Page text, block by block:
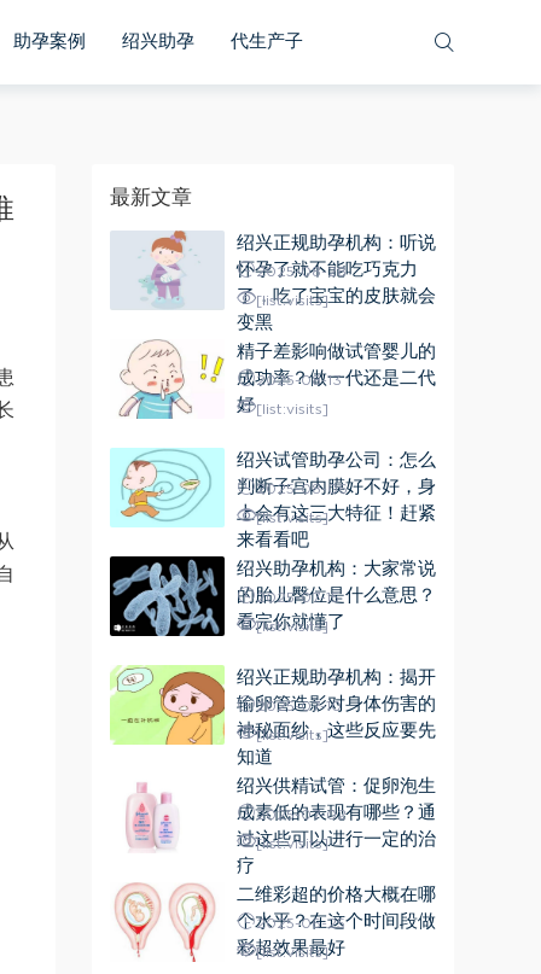
助孕案例 绍兴助孕 代生产子
最新文章
绍兴正规助孕机构：听说
怀孕了就不能吃巧克力
了，吃了宝宝的皮肤就会
变黑
2025-08-28
[list:visits]
精子差影响做试管婴儿的
成功率？做一代还是二代
好
2025-08-13
[list:visits]
绍兴试管助孕公司：怎么
判断子宫内膜好不好，身
上会有这三大特征！赶紧
来看看吧
2025-08-06
[list:visits]
绍兴助孕机构：大家常说
的胎儿臀位是什么意思？
看完你就懂了
2025-07-15
[list:visits]
绍兴正规助孕机构：揭开
输卵管造影对身体伤害的
神秘面纱，这些反应要先
知道
2025-07-10
[list:visits]
绍兴供精试管：促卵泡生
成素低的表现有哪些？通
过这些可以进行一定的治
疗
2025-07-02
[list:visits]
二维彩超的价格大概在哪
个水平？在这个时间段做
彩超效果最好
2025-06-25
[list:visits]